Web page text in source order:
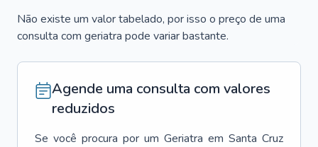
Não existe um valor tabelado, por isso o preço de uma
consulta com geriatra pode variar bastante.
Agende uma consulta com valores
reduzidos
Se você procura por um Geriatra em Santa Cruz